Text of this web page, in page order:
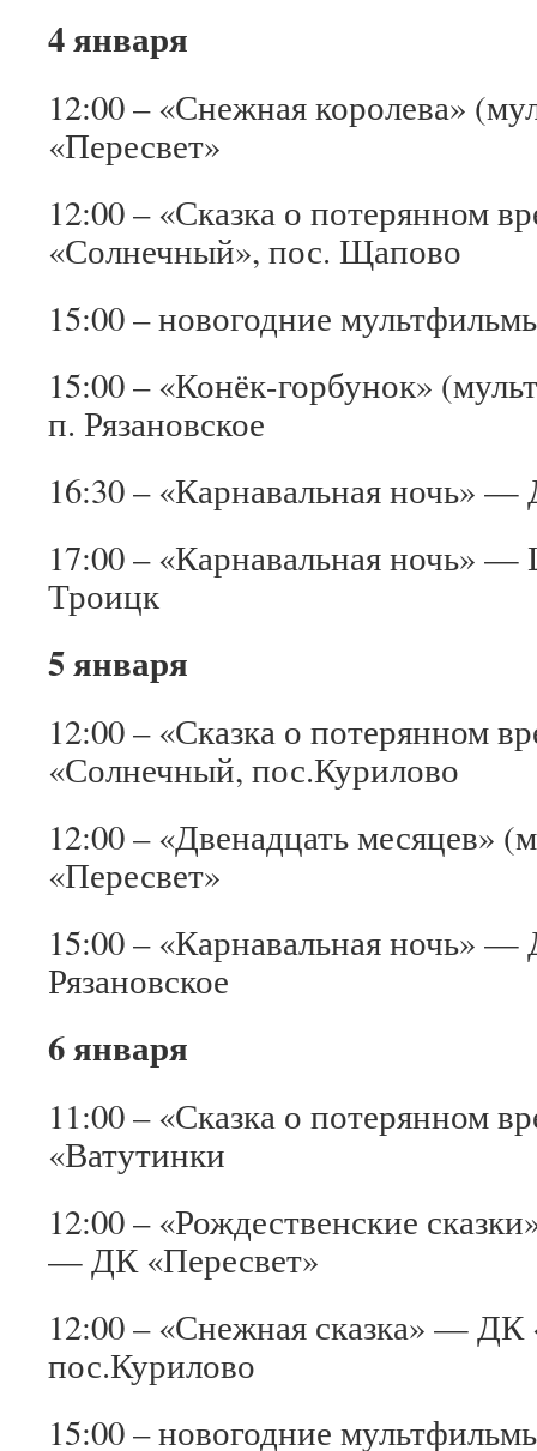
4 января
12:00 – «Снежная королева»
«Пересвет»
12:00 – «Сказка о потерянном
«Солнечный», пос. Щапово
15:00 – новогодние
15:00 – «Конёк-горбунок»
п. Рязановское
16:30 – «Карнавальная ночь»
17:00 – «Карнавальная ночь»
Троицк
5 января
12:00 – «Сказка о потерянном
«Солнечный, пос.Курилово
12:00 – «Двенадцать
«Пересвет»
15:00 – «Карнавальная ночь»
Рязановское
6 января
11:00 – «Сказка о потерянном
«Ватутинки
12:00 – «Рождественские
— ДК «Пересвет»
12:00 – «Снежная сказка» —
пос.Курилово
15:00 – новогодние